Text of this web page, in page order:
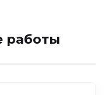
работы